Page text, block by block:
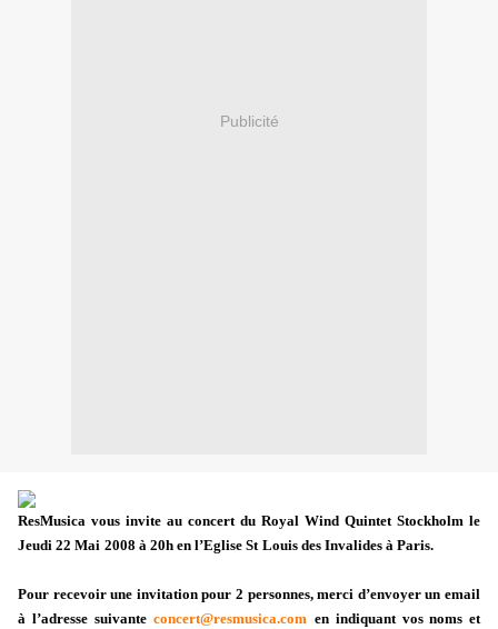
Publicité
ResMusica vous invite au concert du Royal Wind Quintet Stockholm le
Jeudi 22 Mai 2008 à 20h en l’Eglise St Louis des Invalides à Paris.
Pour recevoir une invitation pour 2 personnes, merci d’envoyer un email
à l’adresse suivante concert@resmusica.com en indiquant vos noms et